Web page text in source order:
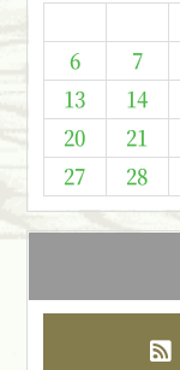
6
7
13
14
20
21
27
28